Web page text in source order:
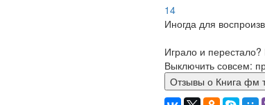
14
Иногда для
Играло и
Выключить совсем:
Отзывы о